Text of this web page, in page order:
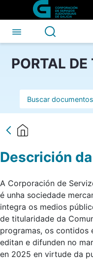
Skip to Main Content
Descrición
PORTAL
Barra de
Descrición
A Corporación de
é unha sociedade
integra os medios
de titularidade da
programas, os contidos
editan e difunden no
en 2025 en virtude da